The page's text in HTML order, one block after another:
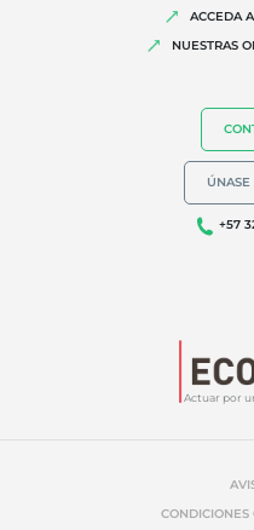
Alegaciones
Actuar por
ACCEDA
NUESTRAS
ÚNASE
+57
CONDICIONES